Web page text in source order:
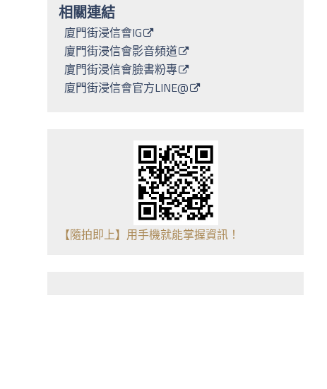
相關連結
廈門街浸信會IG
廈門街浸信會影音頻道
廈門街浸信會臉書粉專
廈門街浸信會官方LINE@
【隨拍即上】用手機就能掌握資訊！